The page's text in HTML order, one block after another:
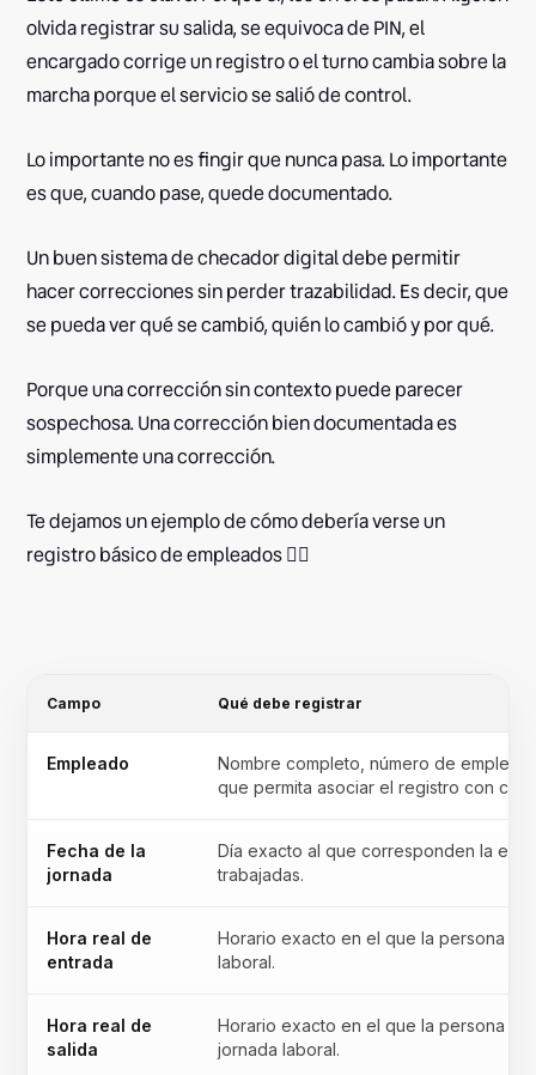
olvida registrar su salida, se equivoca de PIN, el
encargado corrige un registro o el turno cambia sobre la
marcha porque el servicio se salió de control.
Lo importante no es fingir que nunca pasa. Lo importante
es que, cuando pase, quede documentado.
Un buen sistema de checador digital debe permitir
hacer correcciones sin perder trazabilidad. Es decir, que
se pueda ver qué se cambió, quién lo cambió y por qué.
Porque una corrección sin contexto puede parecer
sospechosa. Una corrección bien documentada es
simplemente una corrección.
Te dejamos un ejemplo de cómo debería verse un
registro básico de empleados 👇🏾‍‍
Campo Qué debe registrar
Empleado
Nombre completo, número de
que permita asociar el registro con
Fecha de la
jornada
Día exacto al que corresponden la
trabajadas.
Hora real de
entrada
Horario exacto en el que la persona
laboral.
Hora real de
salida
Horario exacto en el que la persona
jornada laboral.